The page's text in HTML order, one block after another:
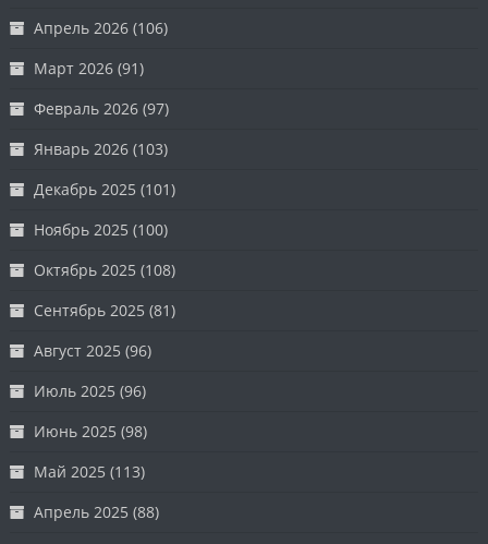
Апрель 2026 (106)
Март 2026 (91)
Февраль 2026 (97)
Январь 2026 (103)
Декабрь 2025 (101)
Ноябрь 2025 (100)
Октябрь 2025 (108)
Сентябрь 2025 (81)
Август 2025 (96)
Июль 2025 (96)
Июнь 2025 (98)
Май 2025 (113)
Апрель 2025 (88)